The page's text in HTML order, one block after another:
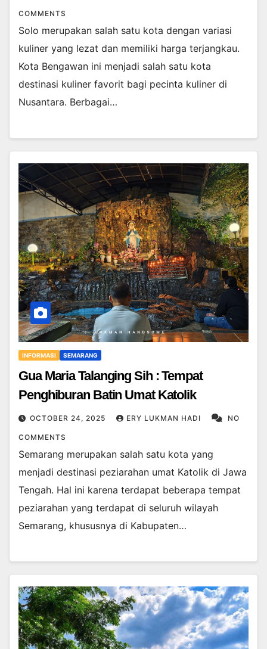
COMMENTS
Solo merupakan salah satu kota dengan variasi
kuliner yang lezat dan memiliki harga terjangkau.
Kota Bengawan ini menjadi salah satu kota
destinasi kuliner favorit bagi pecinta kuliner di
Nusantara. Berbagai…
INFORMASI SEMARANG
Gua Maria Talanging Sih : Tempat
Penghiburan Batin Umat Katolik
OCTOBER 24, 2025 ERY LUKMAN HADI NO
COMMENTS
Semarang merupakan salah satu kota yang
menjadi destinasi peziarahan umat Katolik di Jawa
Tengah. Hal ini karena terdapat beberapa tempat
peziarahan yang terdapat di seluruh wilayah
Semarang, khususnya di Kabupaten…